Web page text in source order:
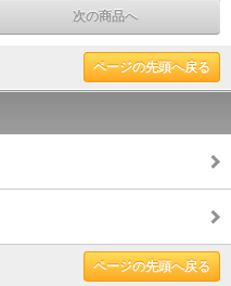
次の商品へ
ページの先頭へ戻る
ページの先頭へ戻る